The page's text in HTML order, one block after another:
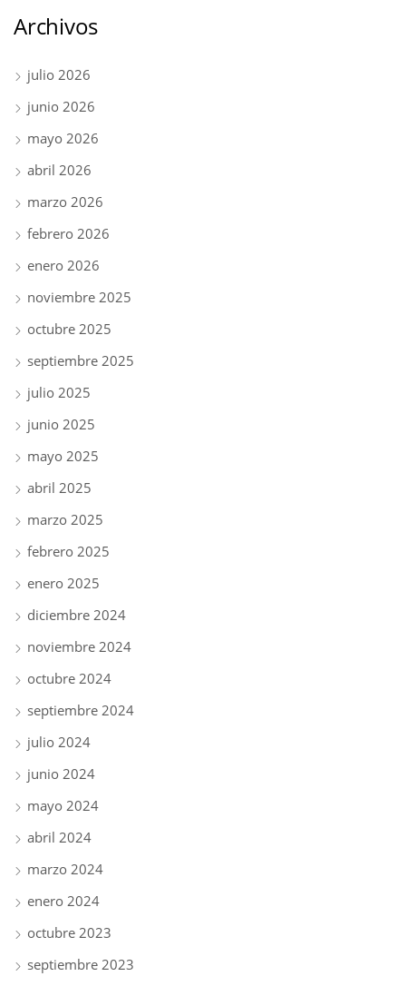
Archivos
julio 2026
junio 2026
mayo 2026
abril 2026
marzo 2026
febrero 2026
enero 2026
noviembre 2025
octubre 2025
septiembre 2025
julio 2025
junio 2025
mayo 2025
abril 2025
marzo 2025
febrero 2025
enero 2025
diciembre 2024
noviembre 2024
octubre 2024
septiembre 2024
julio 2024
junio 2024
mayo 2024
abril 2024
marzo 2024
enero 2024
octubre 2023
septiembre 2023